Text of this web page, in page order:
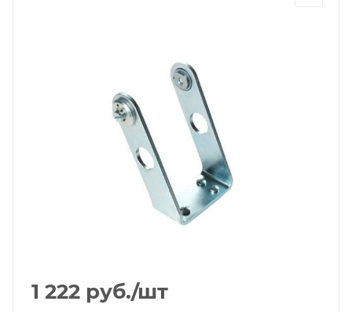
1 222 руб./шт